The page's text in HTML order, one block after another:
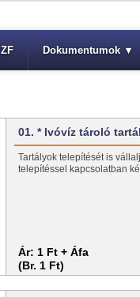
Dokumentumok ▾
01. * Ivóvíz tároló
Tartályok telepítését is
telepítéssel kapcsolatban
Ár: 1 Ft + Áfa
(Br. 1 Ft)